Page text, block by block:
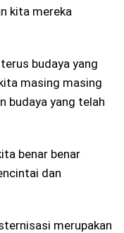
kita mereka
budaya yang
masing masing
budaya yang telah
benar benar
dan
merupakan